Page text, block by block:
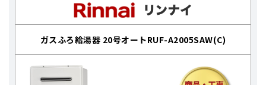
ガスふろ給湯器 20号オートRUF-A2005SAW(C)